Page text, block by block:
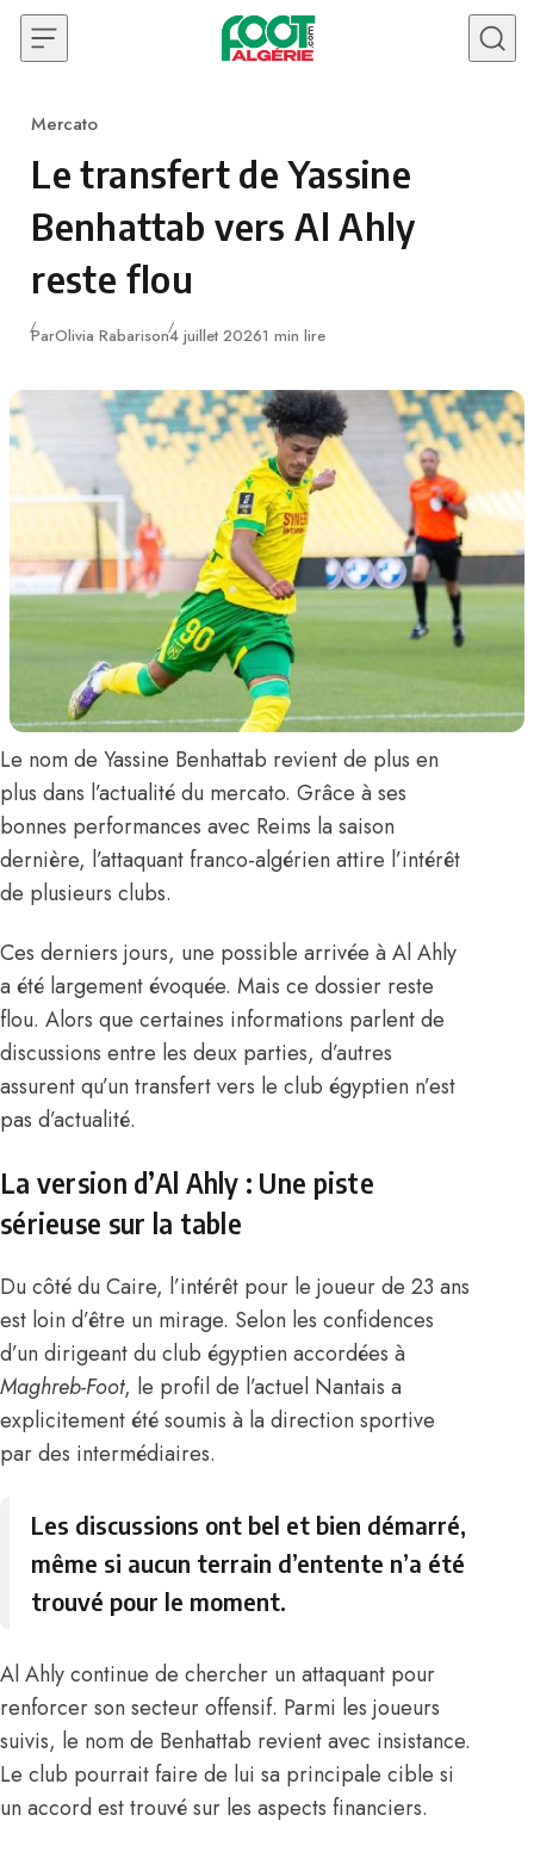
Skip to content
Category
Mercato
Le transfert de Yassine
Benhattab vers Al Ahly
reste flou
ParOlivia RabarisonPublié
4 juillet 20261 min lire
Le nom de Yassine Benhattab revient de plus en
plus dans l’actualité du mercato. Grâce à ses
bonnes performances avec Reims la saison
dernière, l’attaquant franco-algérien attire l’intérêt
de plusieurs clubs.
Ces derniers jours, une possible arrivée à Al Ahly
a été largement évoquée. Mais ce dossier reste
flou. Alors que certaines informations parlent de
discussions entre les deux parties, d’autres
assurent qu’un transfert vers le club égyptien n’est
pas d’actualité.
La version d’Al Ahly : Une piste
sérieuse sur la table
Du côté du Caire, l’intérêt pour le joueur de 23 ans
est loin d’être un mirage. Selon les confidences
d’un dirigeant du club égyptien accordées à
Maghreb-Foot, le profil de l’actuel Nantais a
explicitement été soumis à la direction sportive
par des intermédiaires.
Les discussions ont bel et bien démarré,
même si aucun terrain d’entente n’a été
trouvé pour le moment.
Al Ahly continue de chercher un attaquant pour
renforcer son secteur offensif. Parmi les joueurs
suivis, le nom de Benhattab revient avec insistance.
Le club pourrait faire de lui sa principale cible si
un accord est trouvé sur les aspects financiers.